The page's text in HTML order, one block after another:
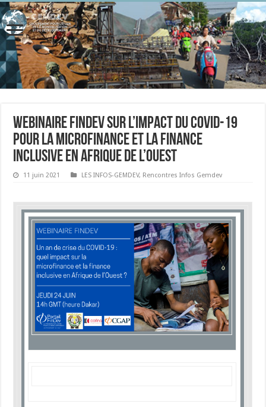
webinaire FinDev sur l’impact du COVID-19
pour la microfinance et la finance
inclusive en Afrique de l’Ouest
11 juin 2021 LES INFOS-GEMDEV, Rencontres Infos Gemdev